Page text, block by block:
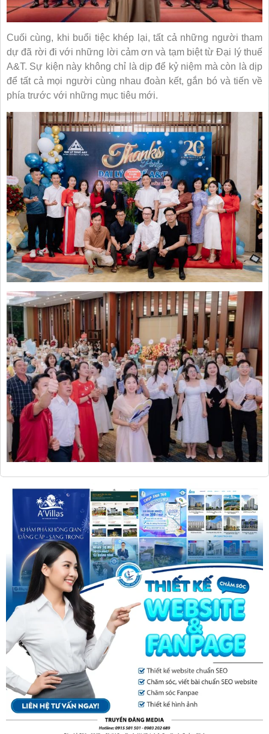
Cuối cùng, khi buổi tiệc khép lại, tất cả những người tham
dự đã rời đi với những lời cảm ơn và tạm biệt từ Đại lý thuế
A&T. Sự kiện này không chỉ là dịp để kỷ niệm mà còn là dịp
để tất cả mọi người cùng nhau đoàn kết, gắn bó và tiến về
phía trước với những mục tiêu mới.